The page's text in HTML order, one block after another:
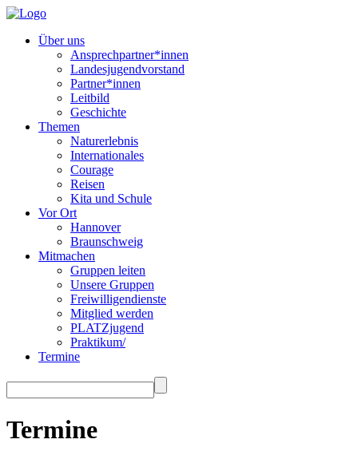
Über uns
Ansprechpartner*innen
Landesjugendvorstand
Partner*innen
Leitbild
Geschichte
Themen
Naturerlebnis
Internationales
Courage
Reisen
Kita und Schule
Vor Ort
Hannover
Braunschweig
Mitmachen
Gruppen leiten
Unsere Gruppen
Freiwilligendienste
Mitglied werden
PLATZjugend
Praktikum/
Termine
Termine